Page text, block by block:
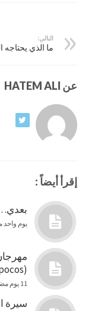
التالي:
ما الذي يحتاجه
عن HATEM ALI
إقرأ أيضاً :
يوم
(Flipocos) 2026 في البرازيل
11 يوم مضت
سيرة